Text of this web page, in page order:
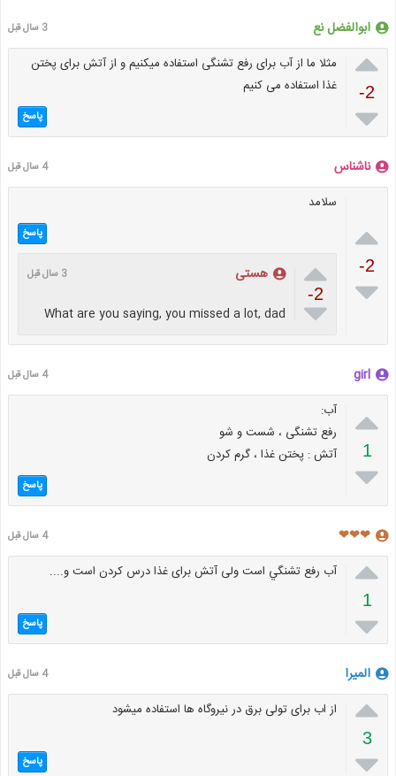
ابوالفضل نع 3 سال قبل

-2

مثلا ما از آب برای رفع تشنگی استفاده میکنیم و از آتش برای پختن
غذا استفاده می کنیم
پاسخ
ناشناس 4 سال قبل

-2

سلامد
پاسخ

-2

هستی 3 سال قبل
What are you saying, you missed a lot, dad
girl 4 سال قبل

1

آب:
رفع تشنگی ، شست و شو
آتش : پختن غذا ، گرم کردن
پاسخ
❤❤❤ 4 سال قبل

1

آب رفع تشنگي است ولی آتش برای غذا درس کردن است و....
پاسخ
المیرا 4 سال قبل

3

از اب برای تولی برق در نیروگاه ها استفاده میشود
پاسخ